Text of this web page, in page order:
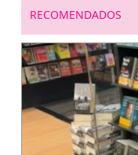
entradas
RECOMENDADOS